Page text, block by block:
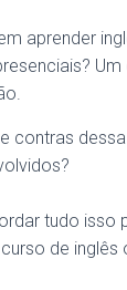
aprender
Um
contras
tudo isso
de inglês